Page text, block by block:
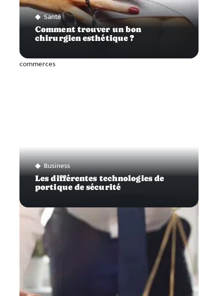
Santé
Comment trouver un bon
chirurgien esthétique ?
Business
Les différentes technologies de
portique de sécurité